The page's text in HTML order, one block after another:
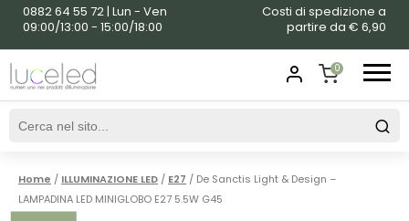
0882 64 55 72 | Lun - Ven
09:00/13:00 - 15:00/18:00
Costi di spedizione a
partire da € 6,90
0
SHOPPING
Home / ILLUMINAZIONE LED / E27 / De Sanctis Light & Design –
LAMPADINA LED MINIGLOBO E27 5.5W G45